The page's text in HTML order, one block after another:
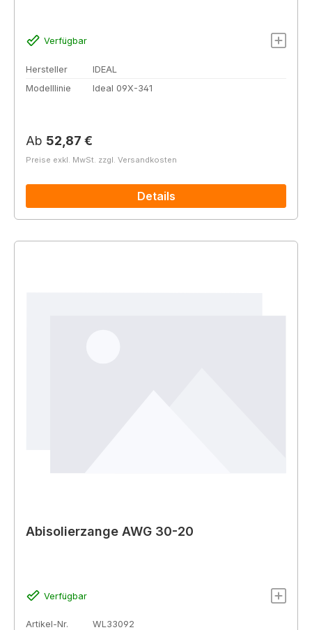
Verfügbar
Hersteller
IDEAL
Modelllinie
Ideal 09X-341
Regulärer Preis:
Ab 52,87 €
Preise exkl. MwSt. zzgl. Versandkosten
Details
Abisolierzange AWG 30-20
Verfügbar
Artikel-Nr.
WL33092